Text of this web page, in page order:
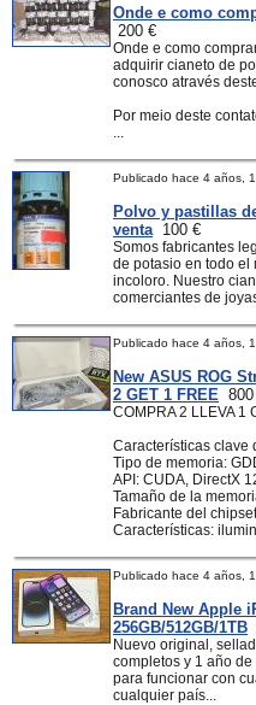
Onde e como
200 €
Onde e como
adquirir cianeto de
conosco através
Por meio deste
...
Publicado hace 4 años,
Polvo y pastillas
venta100 €
Somos fabricantes
de potasio en todo el
incoloro. Nuestro
comerciantes de
Publicado hace 4 años,
New ASUS ROG
2 GET 1 FREE
COMPRA 2 LLEVA 1
Características clave
Tipo de memoria:
API: CUDA, DirectX
Tamaño de la
Fabricante del
Características:
Publicado hace 4 años,
Brand New Apple
256GB/512GB/1TB
Nuevo original,
completos y 1 año
para funcionar con
cualquier país...